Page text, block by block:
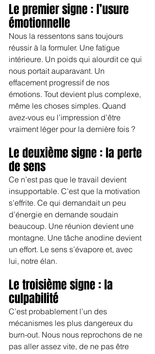
Le premier signe : l’usure
émotionnelle
Nous la ressentons sans toujours
réussir à la formuler. Une fatigue
intérieure. Un poids qui alourdit ce qui
nous portait auparavant. Un
effacement progressif de nos
émotions. Tout devient plus complexe,
même les choses simples. Quand
avez-vous eu l’impression d’être
vraiment léger pour la dernière fois ?
Le deuxième signe : la perte
de sens
Ce n’est pas que le travail devient
insupportable. C’est que la motivation
s’effrite. Ce qui demandait un peu
d’énergie en demande soudain
beaucoup. Une réunion devient une
montagne. Une tâche anodine devient
un effort. Le sens s’évapore et, avec
lui, notre élan.
Le troisième signe : la
culpabilité
C’est probablement l’un des
mécanismes les plus dangereux du
burn-out. Nous nous reprochons de ne
pas aller assez vite, de ne pas être